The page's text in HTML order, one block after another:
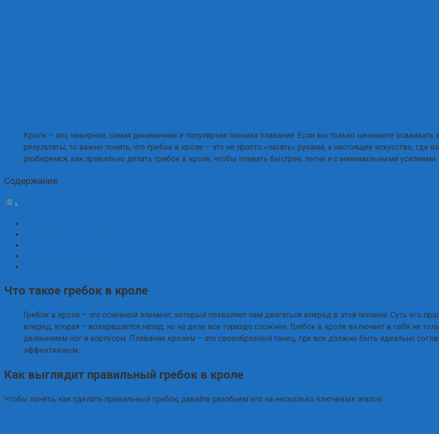
Кроль – это, наверное, самая динамичная и популярная техника плавания. Если вы только начинаете
результаты, то важно понять, что гребок в кроле – это не просто «пахать» руками, а настоящее искусство, где
разберемся, как правильно делать гребок в кроле, чтобы плавать быстрее, легче и с минимальными усилиями.
Содержание
Что такое гребок в кроле
Гребок в кроле – это основной элемент, который позволяет нам двигаться вперед в этой технике. Суть его
вперед, вторая – возвращается назад, но на деле все гораздо сложнее. Гребок в кроле включает в себя не
движением ног и корпусом. Плавание кролем – это своеобразный танец, где все должно быть идеально
эффективным.
Как выглядит правильный гребок в кроле
Чтобы понять, как сделать правильный гребок, давайте разобьем его на несколько ключевых этапов: